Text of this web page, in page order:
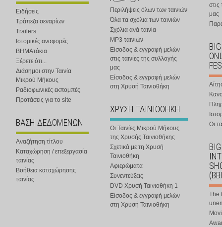
Ειδήσεις
Τράπεζα σεναρίων
Trailers
Ιστορικές αναφορές
ΒΗΜΑτάκια
Ξέρετε ότι...
Διάσημοι στην Ταινία
Μικρού Μήκους
Ραδιοφωνικές εκπομπές
Προτάσεις για το site
ΒΑΣΗ ΔΕΔΟΜΕΝΩΝ
Αναζήτηση τίτλου
Καταχώρηση / επεξεργασία
ταινίας
Βοήθεια καταχώρησης
ταινίας
Περιλήψεις όλων των ταινιών
Όλα τα σχόλια των ταινιών
Σχόλια ανά ταινία
MP3 ταινιών
Είσοδος & εγγραφή μελών
στις ταινίες της συλλογής
μας
Είσοδος & εγγραφή μελών
στη Χρυσή Ταινιοθήκη
ΧΡΥΣΗ ΤΑΙΝΙΟΘΗΚΗ
Οι Ταινίες Μικρού Μήκους
της Χρυσής Ταινιοθήκης
Σχετικά με τη Χρυσή
Ταινιοθήκη
Αφιερώματα
Συνεντεύξεις
DVD Χρυσή Ταινιοθήκη 1
Είσοδος & εγγραφή μελών
στη Χρυσή Ταινιοθήκη
στις
μας
Οι
The